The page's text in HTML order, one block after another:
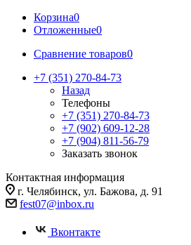
Корзина0
Отложенные0
Сравнение товаров0
+7 (351) 270-84-73
Назад
Телефоны
+7 (351) 270-84-73
+7 (902) 609-12-28
+7 (904) 811-56-79
Заказать звонок
Контактная информация
г. Челябинск, ул. Бажова, д. 91
fest07@inbox.ru
Вконтакте